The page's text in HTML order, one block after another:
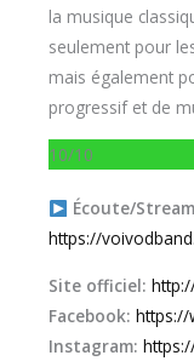
la musique
seulement pour
mais également
progressif et de
10/10
Écoute/
https://
Site officiel:
Facebook: https://
Instagram: